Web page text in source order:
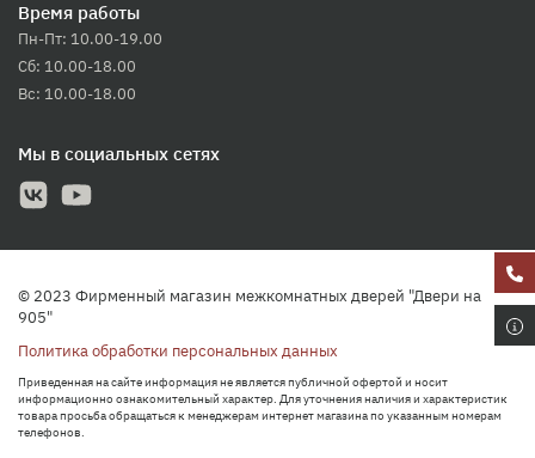
Время работы
Пн-Пт: 10.00-19.00
Сб: 10.00-18.00
Вс: 10.00-18.00
Мы в социальных сетях
© 2023 Фирменный магазин межкомнатных дверей "Двери на
905"
Политика обработки персональных данных
Приведенная на сайте информация не является публичной офертой и носит
информационно ознакомительный характер. Для уточнения наличия и характеристик
товара просьба обращаться к менеджерам интернет магазина по указанным номерам
телефонов.